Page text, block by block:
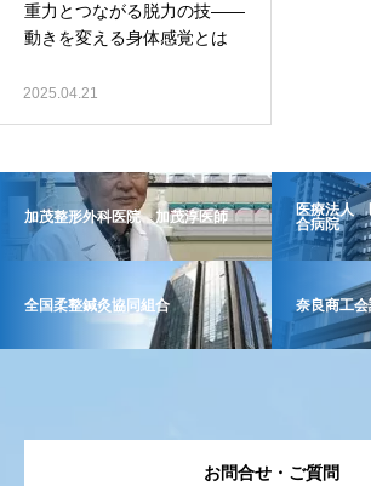
重力とつながる脱力の技――
動きを変える身体感覚とは
2025.04.21
加茂整形外科医院 加茂淳医師
医療法人
合病院
全国柔整鍼灸協同組合 奈良商工
お問合せ・ご質問